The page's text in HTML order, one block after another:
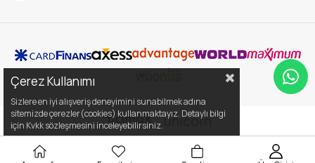
Çerez Kullanımı
Sizlere en iyi alışveriş deneyimini sunabilmek adına
sitemizde çerezler(cookies) kullanmaktayız. Detaylı bilgi
için Kvkk sözleşmesini inceleyebilirsiniz.